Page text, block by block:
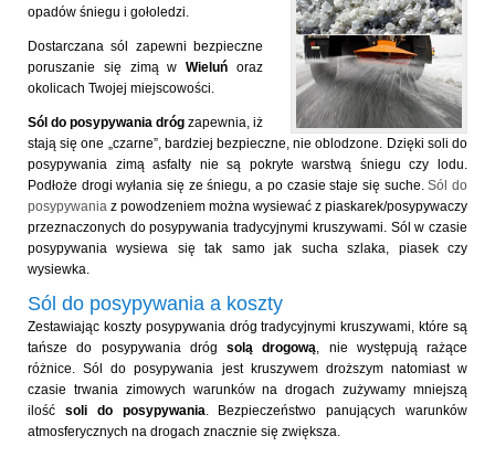
opadów śniegu i gołoledzi.
Dostarczana sól zapewni bezpieczne
poruszanie się zimą wWieluń oraz
okolicach Twojej miejscowości.
Sól do posypywania dróg zapewnia, iż
stają się one „czarne”, bardziej bezpieczne, nie oblodzone. Dzięki soli do
posypywania zimą asfalty nie są pokryte warstwą śniegu czy lodu.
Podłoże drogi wyłania się ze śniegu, a po czasie staje się suche.Sól do
posypywania z powodzeniem można wysiewać z piaskarek/posypywaczy
przeznaczonych do posypywania tradycyjnymi kruszywami. Sól w czasie
posypywania wysiewa się tak samo jak sucha szlaka, piasek czy
wysiewka.
Sól do posypywania a koszty
Zestawiając koszty posypywania dróg tradycyjnymi kruszywami, które są
tańsze do posypywania dróg solą drogową, nie występują rażące
różnice. Sól do posypywania jest kruszywem droższym natomiast w
czasie trwania zimowych warunków na drogach zużywamy mniejszą
ilość soli do posypywania. Bezpieczeństwo panujących warunków
atmosferycznych na drogach znacznie się zwiększa.